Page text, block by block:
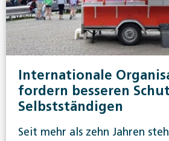
Internationale
fordern besseren
Selbstständigen
Seit mehr als zehn Jahren